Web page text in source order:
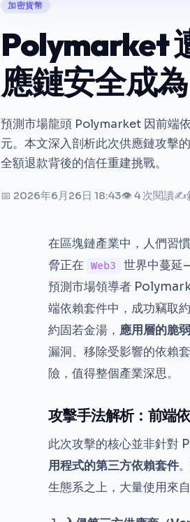
加密貨幣
Polymarket
應鏈安全成
預測市場龍頭 Polymarket 因前端
元。本文深入剖析此次供應鏈攻擊
全額退款背後的信任重建挑戰。
📅 2026年6月26日 18:43👁 4 次閱讀✍
在區塊鏈產業中，人們習
脅正在 Web3 世界中蔓
預測市場領導者
端依賴套件中，成功竊取
約固若金湯， 應用層的脆
漏洞、移除受影響的依賴
險，值得整個產業深思。
攻擊手法解析：前端
此次攻擊的核心並非針對
用程式的第三方依賴套件
生態系之上，大量使用來自